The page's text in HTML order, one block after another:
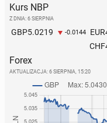
Kurs NBP
Z DNIA: 6 SIERPNIA
GBP5.0219 -0.0144 EUR
CHF
Forex
AKTUALIZACJA: 6 SIERPNIA, 15:20